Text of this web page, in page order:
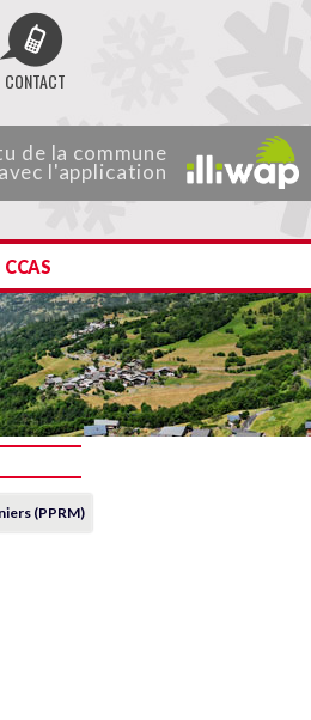
CONTACT
de la commune
avec l'application
CCAS
(PPRM)